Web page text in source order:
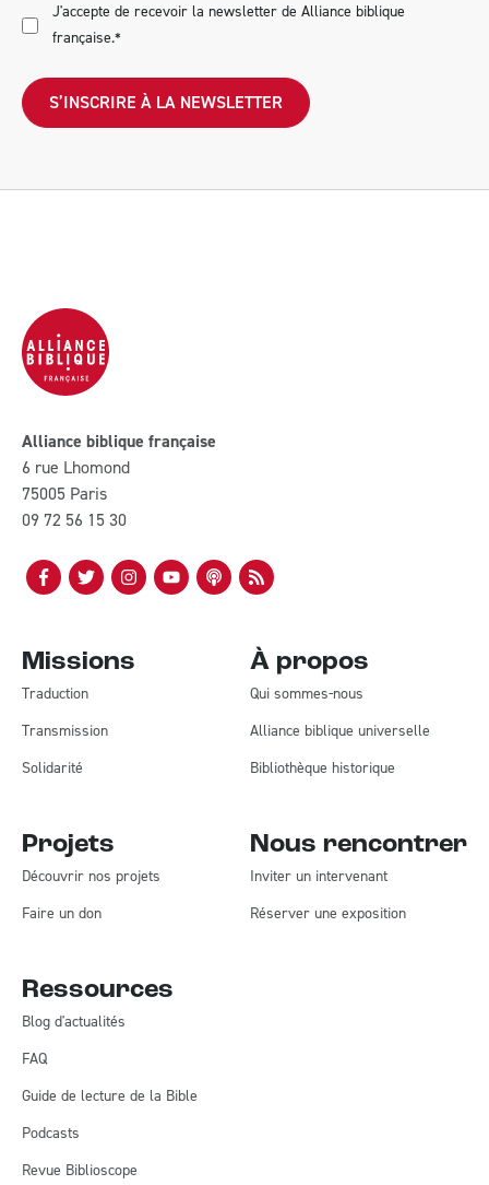
J'accepte de recevoir la newsletter de Alliance biblique
française.*
Alliance biblique française
6 rue Lhomond
75005 Paris
09 72 56 15 30
Missions
Traduction
Transmission
Solidarité
Projets
Découvrir nos projets
Faire un don
À propos
Qui sommes-nous
Alliance biblique universelle
Bibliothèque historique
Nous rencontrer
Inviter un intervenant
Réserver une exposition
Ressources
Blog d'actualités
FAQ
Guide de lecture de la Bible
Podcasts
Revue Biblioscope